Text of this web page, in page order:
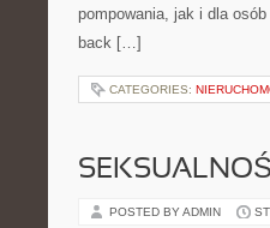
pompowania, jak i dla
back […]
CATEGORIES:
POSTED BY ADMIN